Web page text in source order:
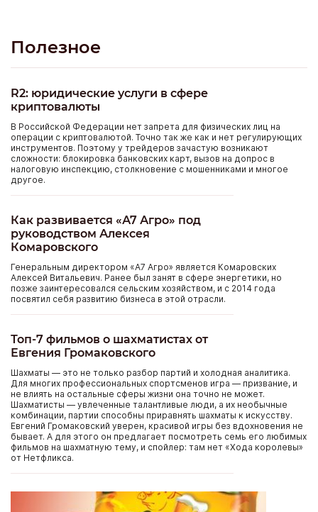
Полезное
R2: юридические услуги в сфере
криптовалюты
В Российской Федерации нет запрета для физических лиц на
операции с криптовалютой. Точно так же как и нет регулирующих
инструментов. Поэтому у трейдеров зачастую возникают
сложности: блокировка банковских карт, вызов на допрос в
налоговую инспекцию, столкновение с мошенниками и многое
другое.
Как развивается «А7 Агро» под
руководством Алексея
Комаровского
Генеральным директором «А7 Агро» является Комаровских
Алексей Витальевич. Ранее был занят в сфере энергетики, но
позже заинтересовался сельским хозяйством, и с 2014 года
посвятил себя развитию бизнеса в этой отрасли.
Топ-7 фильмов о шахматистах от
Евгения Громаковского
Шахматы — это не только разбор партий и холодная аналитика.
Для многих профессиональных спортсменов игра — призвание, и
не влиять на остальные сферы жизни она точно не может.
Шахматисты — увлеченные талантливые люди, а их необычные
комбинации, партии способны приравнять шахматы к искусству.
Евгений Громаковский уверен, красивой игры без вдохновения не
бывает. А для этого он предлагает посмотреть семь его любимых
фильмов на шахматную тему, и спойлер: там нет «Хода королевы»
от Нетфликса.